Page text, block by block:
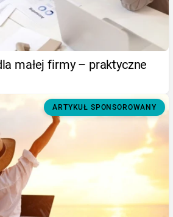
małej firmy – praktyczne
ARTYKUŁ SPONSOROWANY